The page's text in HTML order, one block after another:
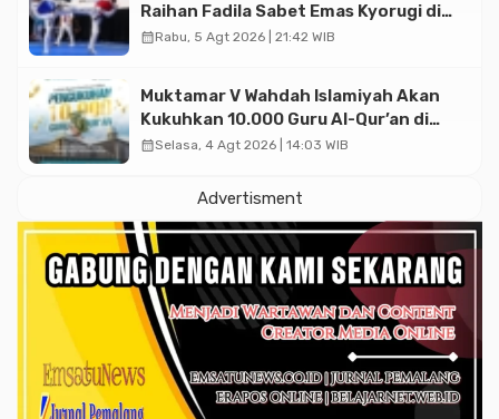
Raihan Fadila Sabet Emas Kyorugi di
Asian Taekwondo Indonesia Open
calendar_monthRabu, 5 Agt 2026 | 21:42 WIB
Muktamar V Wahdah Islamiyah Akan
Kukuhkan 10.000 Guru Al-Qur’an di
Masjid Istiqlal
calendar_monthSelasa, 4 Agt 2026 | 14:03 WIB
Advertisment